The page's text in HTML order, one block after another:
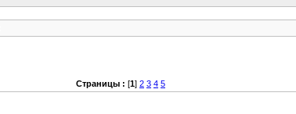
Страницы : [1] 2 3 4 5